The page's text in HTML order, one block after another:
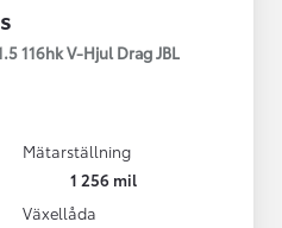
116hk V-Hjul Drag JBL
Mätarställning
1 256 mil
Växellåda